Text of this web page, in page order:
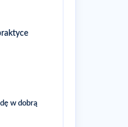
w dobrą